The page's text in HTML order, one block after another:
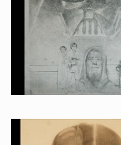
Fait pour la